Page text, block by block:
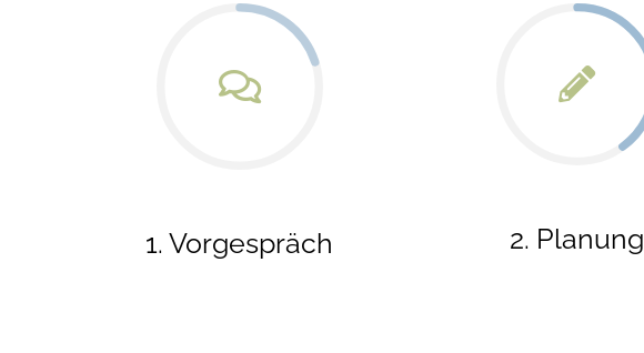
1. Vorgespräch 2. Planung